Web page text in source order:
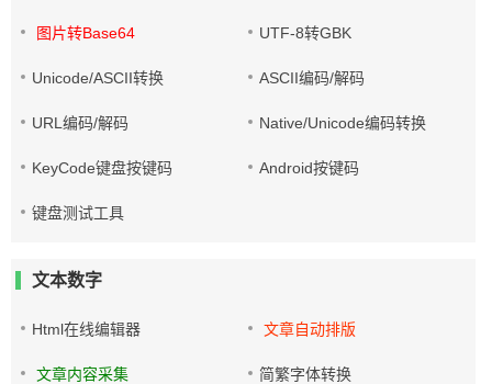
图片转Base64 UTF-8转GBK
Unicode/ASCII转换 ASCII编码/解码
URL编码/解码 Native/Unicode编码转换
KeyCode键盘按键码 Android按键码
键盘测试工具
文本数字
Html在线编辑器 文章自动排版
文章内容采集 简繁字体转换